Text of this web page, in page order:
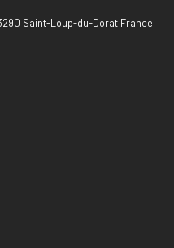
Saint-Loup-du-Dorat France